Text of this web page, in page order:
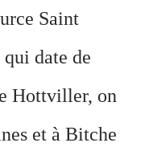
Saint
date de
Hottviller, on
et à Bitche